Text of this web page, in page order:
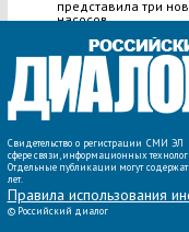
представила три
насосов
ВСЕ
Свидетельство о регистрации СМИ
сфере связи, информационных
Отдельные публикации могут
лет.
Правила использования
© Российский диалог